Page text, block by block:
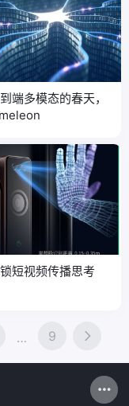
端多模态的春天，
短视频传播思考
… 9